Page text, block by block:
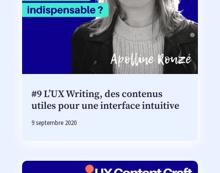
#9 L’UX Writing, des contenus
utiles pour une interface intuitive
9 septembre 2020